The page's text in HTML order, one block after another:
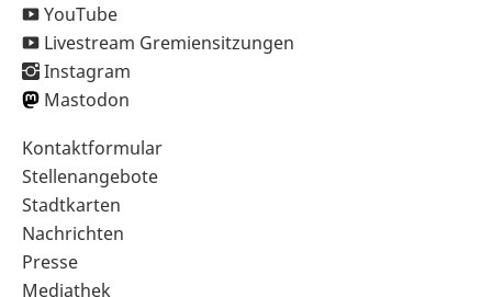
YouTube
Livestream Gremiensitzungen
Instagram
Mastodon
Sekundärnavigation
im
Fußbereich
Kontaktformular
Stellenangebote
Stadtkarten
Nachrichten
Presse
Mediathek